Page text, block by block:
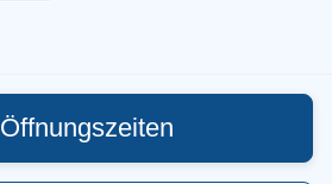
Öffnungszeiten